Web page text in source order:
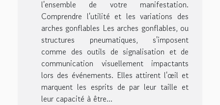
l'ensemble de votre manifestation.
Comprendre l'utilité et les variations des
arches gonflables Les arches gonflables, ou
structures pneumatiques, s'imposent
comme des outils de signalisation et de
communication visuellement impactants
lors des événements. Elles attirent l'œil et
marquent les esprits de par leur taille et
leur capacité à être...